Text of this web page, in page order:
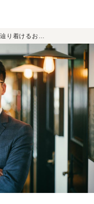
続けた先で、辿り着けるおもしろさがある―ラジオパーソナリティ・DJ Nobbyさん